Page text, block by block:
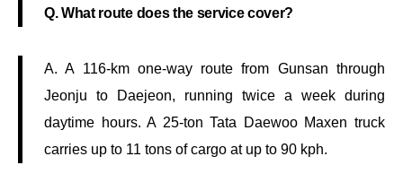
Q. What route does the service cover?
A. A 116-km one-way route from Gunsan through
Jeonju to Daejeon, running twice a week during
daytime hours. A 25-ton Tata Daewoo Maxen truck
carries up to 11 tons of cargo at up to 90 kph.